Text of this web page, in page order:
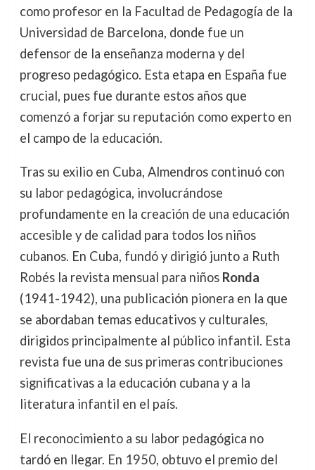
como profesor en la Facultad de Pedagogía de la
Universidad de Barcelona, donde fue un
defensor de la enseñanza moderna y del
progreso pedagógico. Esta etapa en España fue
crucial, pues fue durante estos años que
comenzó a forjar su reputación como experto en
el campo de la educación.
Tras su exilio en Cuba, Almendros continuó con
su labor pedagógica, involucrándose
profundamente en la creación de una educación
accesible y de calidad para todos los niños
cubanos. En Cuba, fundó y dirigió junto a Ruth
Robés la revista mensual para niños Ronda
(1941-1942), una publicación pionera en la que
se abordaban temas educativos y culturales,
dirigidos principalmente al público infantil. Esta
revista fue una de sus primeras contribuciones
significativas a la educación cubana y a la
literatura infantil en el país.
El reconocimiento a su labor pedagógica no
tardó en llegar. En 1950, obtuvo el premio del